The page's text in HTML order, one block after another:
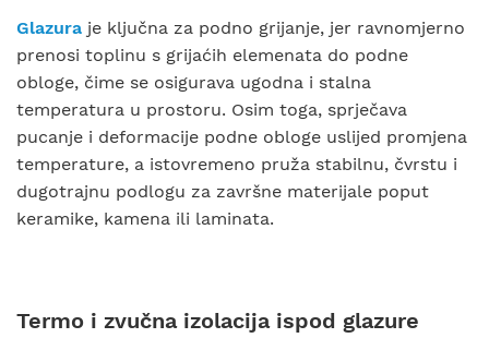
Glazura je ključna za podno grijanje, jer ravnomjerno
prenosi toplinu s grijaćih elemenata do podne
obloge, čime se osigurava ugodna i stalna
temperatura u prostoru. Osim toga, sprječava
pucanje i deformacije podne obloge uslijed promjena
temperature, a istovremeno pruža stabilnu, čvrstu i
dugotrajnu podlogu za završne materijale poput
keramike, kamena ili laminata.
Termo i zvučna izolacija ispod glazure